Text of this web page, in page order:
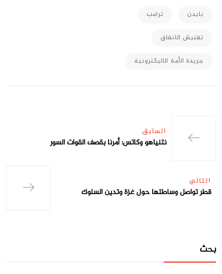
بايدن ترامب
تفتيش الانفاق
جريدة الأمة الاليكترونية
السابق
نتنياهو وكاتس: أمرنا بقصف القوات السور
التالي
قطر تواصل وساطتها حول غزة وتدين السلوك
بحث